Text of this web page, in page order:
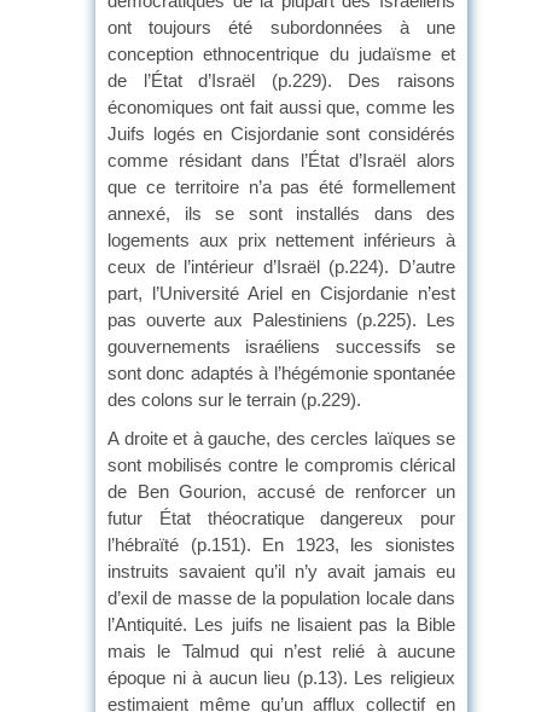
ont toujours été subordonnées à une
conception ethnocentrique du judaïsme et
de l’État d’Israël (p.229). Des raisons
économiques ont fait aussi que, comme les
Juifs logés en Cisjordanie sont considérés
comme résidant dans l’État d’Israël alors
que ce territoire n’a pas été formellement
annexé, ils se sont installés dans des
logements aux prix nettement inférieurs à
ceux de l’intérieur d’Israël (p.224). D’autre
part, l’Université Ariel en Cisjordanie n’est
pas ouverte aux Palestiniens (p.225). Les
gouvernements israéliens successifs se
sont donc adaptés à l’hégémonie spontanée
des colons sur le terrain (p.229).
A droite et à gauche, des cercles laïques se
sont mobilisés contre le compromis clérical
de Ben Gourion, accusé de renforcer un
futur État théocratique dangereux pour
l’hébraïté (p.151). En 1923, les sionistes
instruits savaient qu’il n’y avait jamais eu
d’exil de masse de la population locale dans
l’Antiquité. Les juifs ne lisaient pas la Bible
mais le Talmud qui n’est relié à aucune
époque ni à aucun lieu (p.13). Les religieux
estimaient même qu’un afflux collectif en